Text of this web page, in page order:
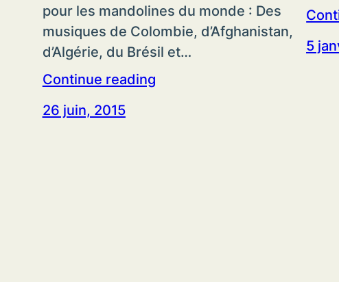
pour les mandolines du monde : Des
musiques de Colombie, d’Afghanistan,
d’Algérie, du Brésil et…
Continue reading
26 juin, 2015
5